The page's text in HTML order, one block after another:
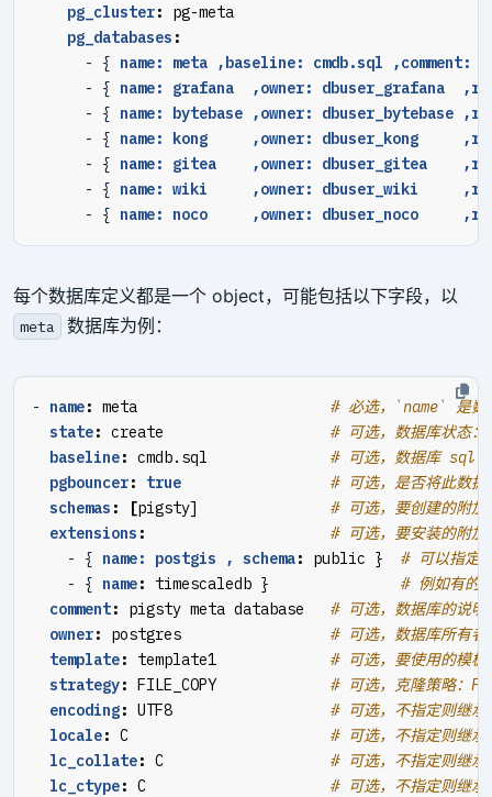
pg_cluster:
pg-meta
pg_databases :
- { name: meta ,baseline: cmdb.sql
- { name: grafana  ,owner: dbuser_grafana
- { name: bytebase ,owner: dbuser_bytebase
- { name: kong     ,owner: dbuser_kong
- { name: gitea    ,owner: dbuser_gitea
- { name: wiki     ,owner: dbuser_wiki
- { name: noco     ,owner: dbuser_noco
每个数据库定义都是一个 object，可能包括以下字段，以
meta 数据库为例：
- name: meta
# 必选，`name` 是数
state: create
# 可选，数据库状态
baseline: cmdb.sql
# 可选，数据库 sql
pgbouncer: true
# 可选，是否将此数
schemas : [pigsty]
# 可选，要创建的附加
extensions :
# 可选，要安装的附
- { name: postgis , schema: public }
# 可以指定
- { name: timescaledb }
# 例如有的
comment: pigsty meta database
# 可选，数据库的说明
owner: postgres
# 可选，数据库所有者
template: template1
# 可选，要使用的模
strategy: FILE_COPY
# 可选，克隆策略：
encoding: UTF8
# 可选，不指定则继承
locale: C
# 可选，不指定则继承
lc_collate: C
# 可选，不指定则继承
lc_ctype: C
# 可选，不指定则继承